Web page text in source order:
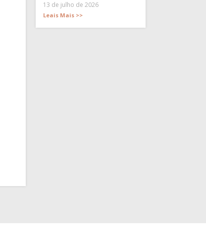
13 de julho de 2026
Leais Mais >>